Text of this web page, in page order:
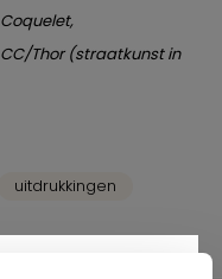
Thor (straatkunst in
uitdrukkingen